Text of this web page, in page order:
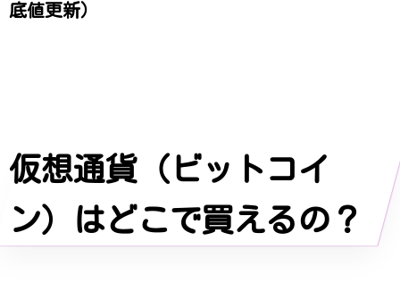
底値更新）
仮想通貨（ビットコイ
ン）はどこで買えるの？